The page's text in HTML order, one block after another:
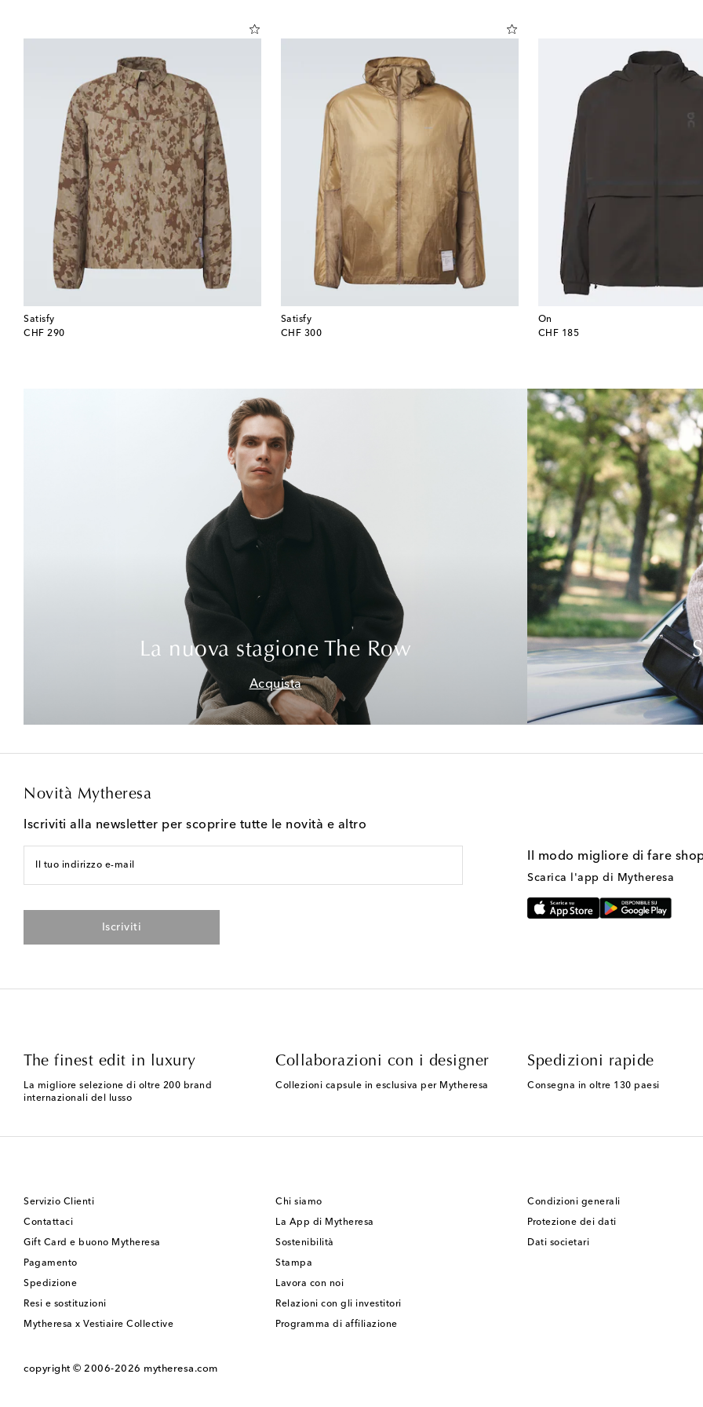
Satisfy
CHF 290
original price
Satisfy
CHF 300
original price
On
CHF 185
original price
La nuova stagione The Row
Acquista
Novità Mytheresa
Iscriviti alla newsletter per scoprire tutte le novità e altro
Il tuo indirizzo e-mail
Iscriviti
Il modo migliore di fare
Scarica l'app di Mytheresa
The finest edit in luxury
La migliore selezione di oltre 200 brand
internazionali del lusso
Collaborazioni con i designer
Collezioni capsule in esclusiva per Mytheresa
Spedizioni rapide
Consegna in oltre 130 paesi
Servizio Clienti
Contattaci
Gift Card e buono Mytheresa
Pagamento
Spedizione
Resi e sostituzioni
Mytheresa x Vestiaire Collective
Chi siamo
La App di Mytheresa
Sostenibilità
Stampa
Lavora con noi
Relazioni con gli investitori
Programma di affiliazione
Condizioni generali
Protezione dei dati
Dati societari
copyright © 2006-2026 mytheresa.com